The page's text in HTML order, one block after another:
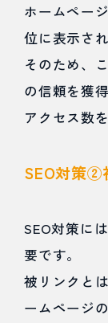
ホームペー
位に表示さ
そのため、
の信頼を獲
アクセス数
SEO対策②
SEO対策に
要です。
被リンクと
ームページ